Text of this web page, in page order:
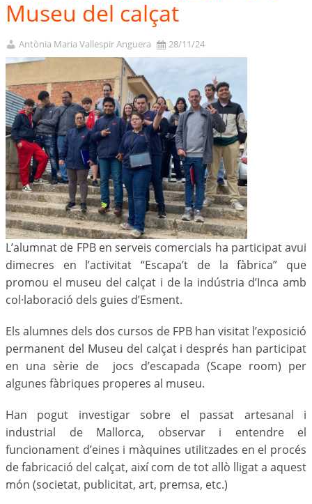
Museu del calçat
Antònia Maria Vallespir Anguera 28/11/24
L’alumnat de FPB en serveis comercials ha participat avui
dimecres en l’activitat “Escapa’t de la fàbrica” que
promou el museu del calçat i de la indústria d’Inca amb
col·laboració dels guies d’Esment.
Els alumnes dels dos cursos de FPB han visitat l’exposició
permanent del Museu del calçat i després han participat
en una sèrie de jocs d’escapada (Scape room) per
algunes fàbriques properes al museu.
Han pogut investigar sobre el passat artesanal i
industrial de Mallorca, observar i entendre el
funcionament d’eines i màquines utilitzades en el procés
de fabricació del calçat, així com de tot allò lligat a aquest
món (societat, publicitat, art, premsa, etc.)